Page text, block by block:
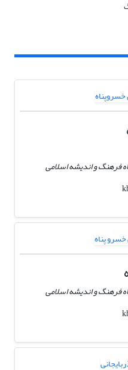
فرهنگ و اندیشه اسلامی
فرهنگ و اندیشه اسلامی